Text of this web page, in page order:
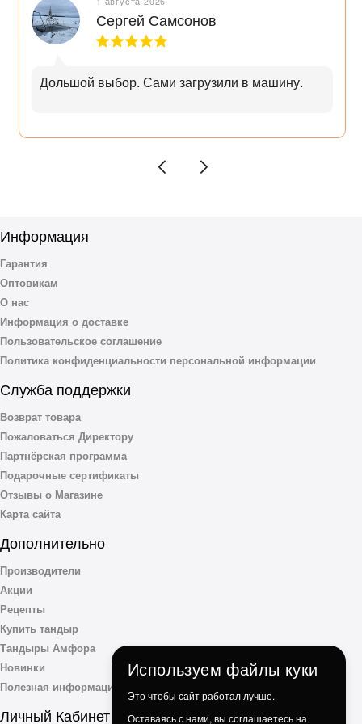
Сергей Самсонов
Дольшой выбор. Сами загрузили в машину.
Информация
Гарантия
Оптовикам
О нас
Информация о доставке
Пользовательское соглашение
Политика конфиденциальности персональной информации
Служба поддержки
Возврат товара
Пожаловаться Директору
Партнёрская программа
Подарочные сертификаты
Отзывы о Магазине
Карта сайта
Дополнительно
Производители
Акции
Рецепты
Купить тандыр
Тандыры Амфора
Новинки
Полезная информация
Личный Кабинет
Используем файлы куки
Это чтобы сайт работал лучше.
Оставаясь с нами, вы соглашаетесь на